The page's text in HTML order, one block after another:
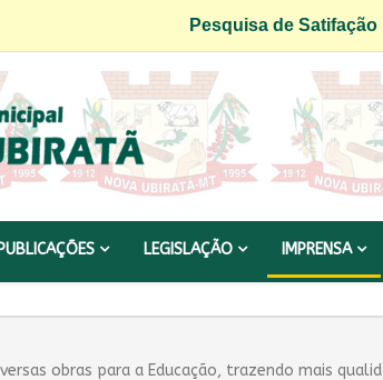
Pesquisa de Satifação|
PUBLICAÇÕES LEGISLAÇÃO IMPRENSA
obras para a Educação, trazendo mais